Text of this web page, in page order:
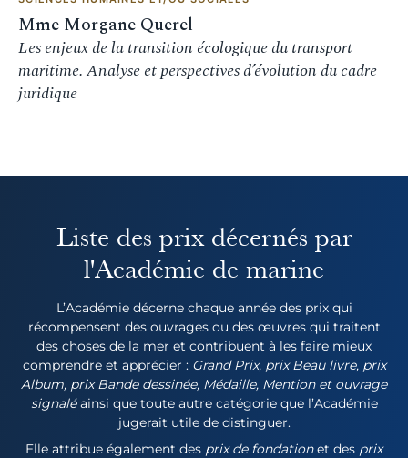
Mme Morgane Querel
Les enjeux de la transition écologique du transport
maritime. Analyse et perspectives d’évolution du cadre
juridique
Liste des prix décernés par
l'Académie de marine
L’Académie décerne chaque année des prix qui
récompensent des ouvrages ou des œuvres qui traitent
des choses de la mer et contribuent à les faire mieux
comprendre et apprécier : Grand Prix, prix Beau livre, prix
Album, prix Bande dessinée, Médaille, Mention et ouvrage
signaléainsi que toute autre catégorie que l’Académie
jugerait utile de distinguer.
Elle attribue également des prix de fondationet des prix